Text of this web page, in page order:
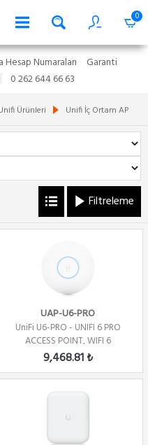
0
Hesap Numaraları
Garanti
0 262 644 66 63
Ürünleri Unifi İç Ortam AP
Filtreleme
UAP-U6-PRO
UniFi U6-PRO - UNIFI 6 PRO
ACCESS POINT, WIFI 6
9,468.81 ₺